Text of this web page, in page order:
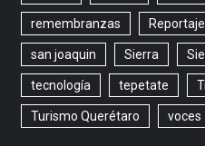
remembranzas
san joaquin Sierra
tecnología tepetate
Turismo Querétaro voces